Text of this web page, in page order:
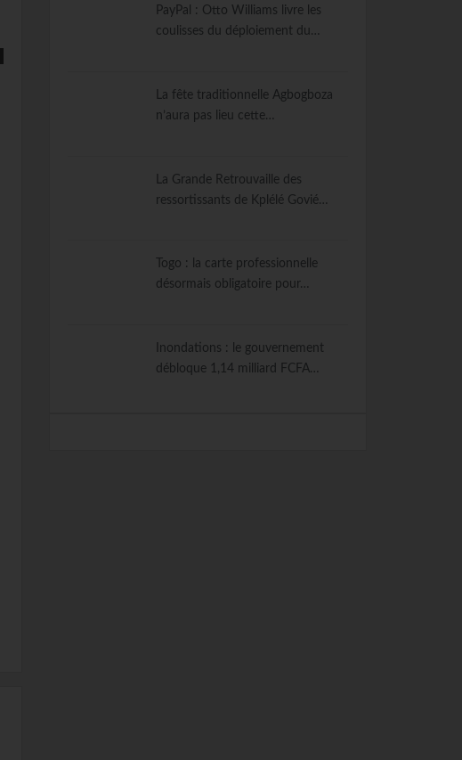
PayPal : Otto Williams livre les
coulisses du déploiement du…
La fête traditionnelle Agbogboza
n’aura pas lieu cette…
La Grande Retrouvaille des
ressortissants de Kplélé Govié…
Togo : la carte professionnelle
désormais obligatoire pour…
Inondations : le gouvernement
débloque 1,14 milliard FCFA…